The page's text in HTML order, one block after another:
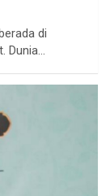
di
Dunia…